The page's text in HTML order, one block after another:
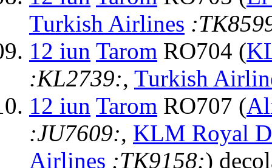
Turkish Airlines
12 iun Tarom RO704 (
:KL2739:, Turkish
12 iun Tarom RO707 (
:JU7609:, KLM Royal
Airlines :TK9158:)